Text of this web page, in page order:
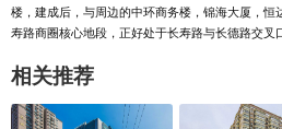
楼，建成后，与周边的中环商务楼，锦海大厦，
寿路商圈核心地段，正好处于长寿路与长德路交
相关推荐